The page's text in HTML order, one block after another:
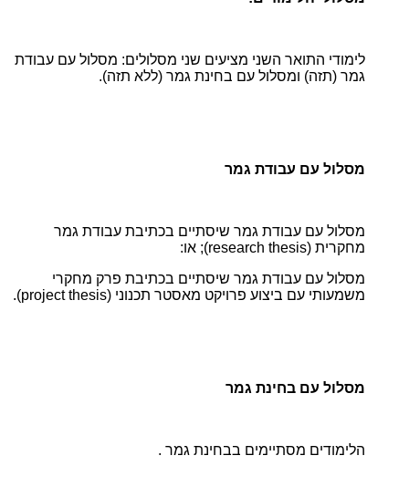
לימודי התואר השני מציעים שני מסלולים: מסלול עם עבודת
גמר (תזה) ומסלול עם בחינת גמר (ללא תזה).
מסלול עם עבודת גמר
מסלול עם עבודת גמר שיסתיים בכתיבת עבודת גמר
מחקרית (research thesis); או:
מסלול עם עבודת גמר שיסתיים בכתיבת פרק מחקרי
משמעותי עם ביצוע פרויקט מאסטר תכנוני (project thesis).
מסלול עם בחינת גמר
הלימודים מסתיימים בבחינת גמר .